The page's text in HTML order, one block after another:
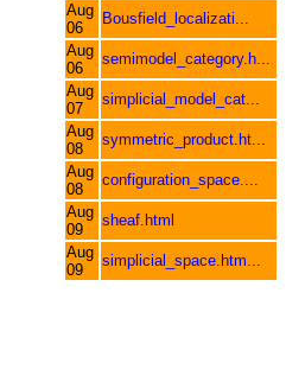
Aug
06
Bousfield_localizati...
Aug
06
semimodel_category.h...
Aug
07
simplicial_model_cat...
Aug
08
symmetric_product.ht...
Aug
08
configuration_space....
Aug
09
sheaf.html
Aug
09
simplicial_space.htm...